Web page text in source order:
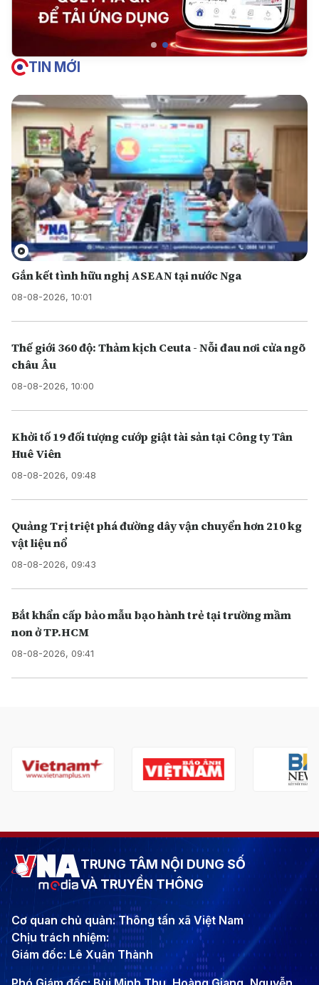
TIN MỚI
Gắn kết tình hữu nghị ASEAN tại nước Nga
08-08-2026, 10:01
Thế giới 360 độ: Thảm kịch Ceuta - Nỗi đau nơi cửa ngõ
châu Âu
08-08-2026, 10:00
Khởi tố 19 đối tượng cướp giật tài sản tại Công ty Tân
Huê Viên
08-08-2026, 09:48
Quảng Trị triệt phá đường dây vận chuyển hơn 210 kg
vật liệu nổ
08-08-2026, 09:43
Bắt khẩn cấp bảo mẫu bạo hành trẻ tại trường mầm
non ở TP.HCM
08-08-2026, 09:41
TRUNG TÂM NỘI DUNG SỐ
VÀ TRUYỀN THÔNG
Cơ quan chủ quản: Thông tấn xã Việt Nam
Chịu trách nhiệm:
Giám đốc: Lê Xuân Thành